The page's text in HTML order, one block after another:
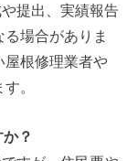
提出、実績報告
場合がありま
屋根修理業者や
。
？